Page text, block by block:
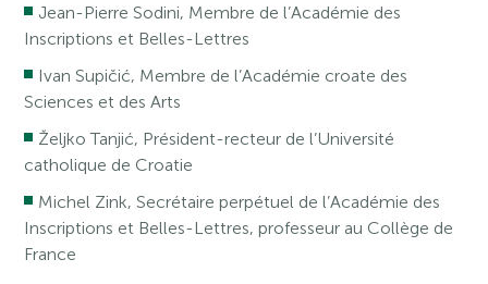
Jean-Pierre Sodini, Membre de l’Académie des
Inscriptions et Belles-Lettres
Ivan Supičić, Membre de l’Académie croate des
Sciences et des Arts
Željko Tanjić, Président-recteur de l’Université
catholique de Croatie
Michel Zink, Secrétaire perpétuel de l’Académie des
Inscriptions et Belles-Lettres, professeur au Collège de
France